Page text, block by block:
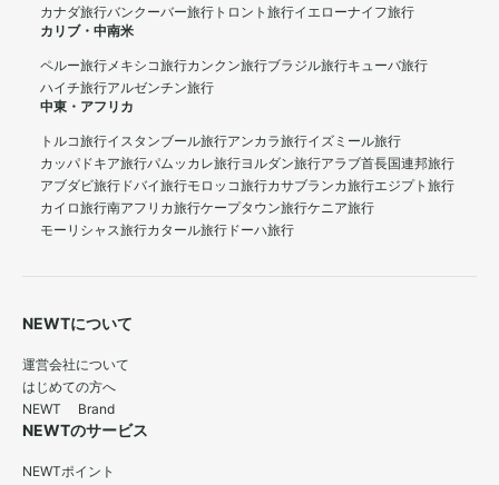
カナダ旅行バンクーバー旅行 トロント旅行イエローナイフ旅行
カリブ・中南米
ペルー旅行メキシコ旅行カンクン旅行ブラジル旅行キューバ旅行
ハイチ旅行アルゼンチン旅行
中東・アフリカ
トルコ旅行イスタンブール旅行アンカラ旅行イズミール旅行
カッパドキア旅行パムッカレ旅行ヨルダン旅行アラブ首長国連邦旅行
アブダビ旅行 ドバイ旅行モロッコ旅行カサブランカ旅行エジプト旅行
カイロ旅行南アフリカ旅行ケープタウン旅行ケニア旅行
モーリシャス旅行カタール旅行 ドーハ旅行
NEWTについて
運営会社について
はじめての方へ
NEWT Brand
NEWTのサービス
NEWTポイント